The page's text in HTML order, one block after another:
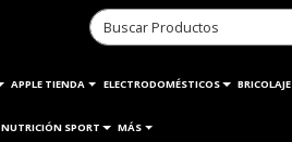
APPLE TIENDA ELECTRODOMÉSTICOS BRICOLAJE
NUTRICIÓN SPORT MÁS